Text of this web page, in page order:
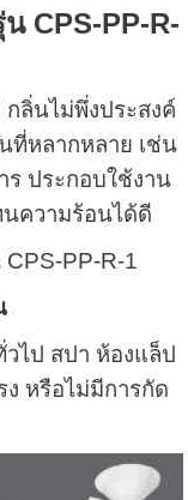
CPS-PP-R-
ลิ่นไม่พึ่งประสงค์
ที่หลากหลาย เช่น
ประกอบใช้งาน
ความร้อนได้ดี
วไป สปา ห้องแล็ป
หรือไม่มีการกัด